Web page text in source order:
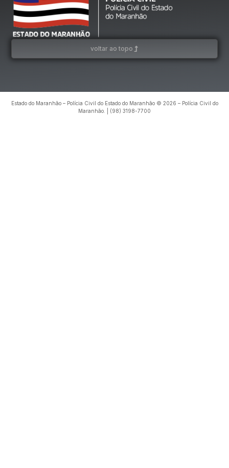
voltar ao topo
Estado do Maranhão – Polícia Civil do Estado do Maranhão © 2026 – Polícia Civil do
Maranhão. | (98) 3198-7700